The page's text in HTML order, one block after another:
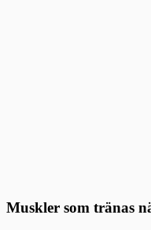
Muskler som tränas